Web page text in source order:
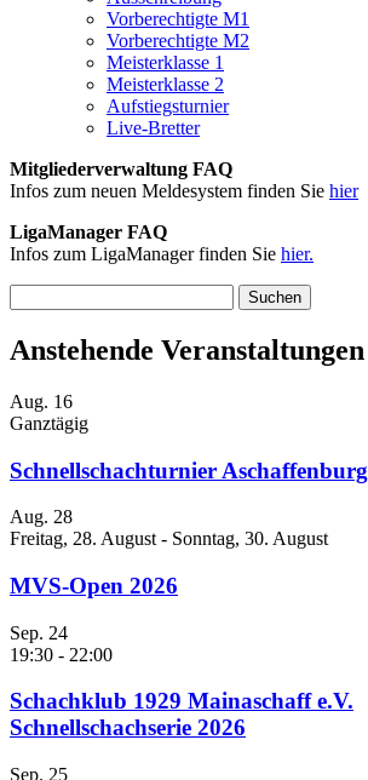
Vorberechtigte M1
Vorberechtigte M2
Meisterklasse 1
Meisterklasse 2
Aufstiegsturnier
Live-Bretter
Mitgliederverwaltung FAQ
Infos zum neuen Meldesystem finden Sie hier
LigaManager FAQ
Infos zum LigaManager finden Sie hier.
nach:
Anstehende Veranstaltungen
Aug. 16
Ganztägig
Schnellschachturnier Aschaffenburg
Aug. 28
Freitag, 28. August - Sonntag, 30. August
MVS-Open 2026
Sep. 24
19:30 - 22:00
Schachklub 1929 Mainaschaff e.V.
Schnellschachserie 2026
Sep. 25